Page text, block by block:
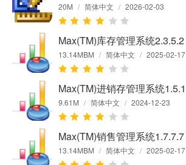
20M / 简体中文 / 2026-02-03
13.14MBM / 简体中文 / 2025-02-17
9.61M / 简体中文 / 2024-12-23
13.14MBM / 简体中文 / 2025-02-17